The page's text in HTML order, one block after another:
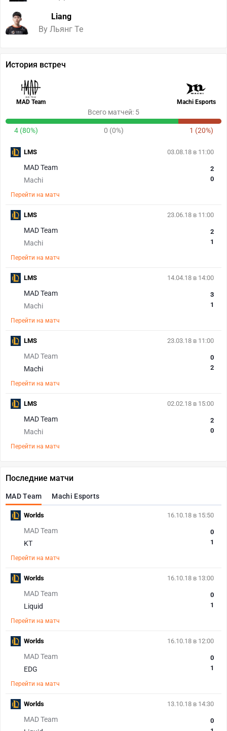
Liang
Ву Льянг Те
История встреч
MAD Team Machi Esports
Всего матчей: 5
4 (80%) 0 (0%) 1 (20%)
03.08.18 в 11:00
MAD Team
Machi
2
0
Перейти на матч
LMS
23.06.18 в 11:00
MAD Team
Machi
2
1
Перейти на матч
LMS
14.04.18 в 14:00
MAD Team
Machi
3
1
Перейти на матч
LMS
23.03.18 в 11:00
MAD Team
Machi
0
2
Перейти на матч
LMS
02.02.18 в 15:00
MAD Team
Machi
2
0
Перейти на матч
LMS
Последние матчи
MAD Team Machi Esports
16.10.18 в 15:50
MAD Team
KT
0
1
Перейти на матч
Worlds
16.10.18 в 13:00
MAD Team
Liquid
0
1
Перейти на матч
Worlds
16.10.18 в 12:00
MAD Team
EDG
0
1
Перейти на матч
Worlds
13.10.18 в 14:30
MAD Team
0
Worlds